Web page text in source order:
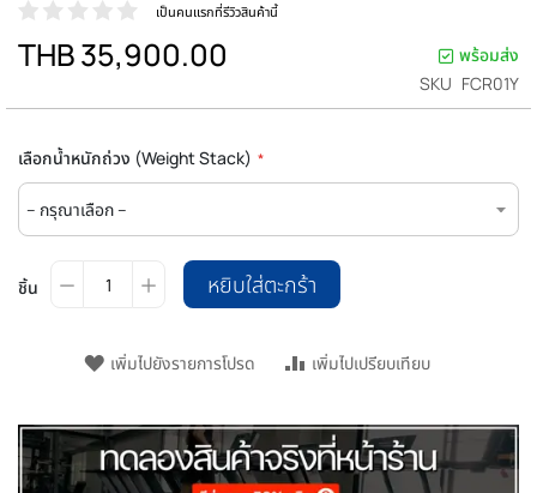
เป็นคนแรกที่รีวิวสินค้านี้
THB 35,900.00
พร้อมส่ง
SKU FCR01Y
เลือกน้ำหนักถ่วง (Weight Stack)
ชิ้น หยิบใส่ตะกร้า
เพิ่มไปยังรายการโปรด เพิ่มไปเปรียบเทียบ